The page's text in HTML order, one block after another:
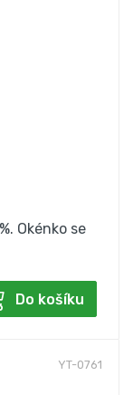
Okénko se
Do košíku
YT-0761